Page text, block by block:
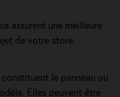
assurent une meilleure
de votre store.
le panneau ou
Elles peuvent être